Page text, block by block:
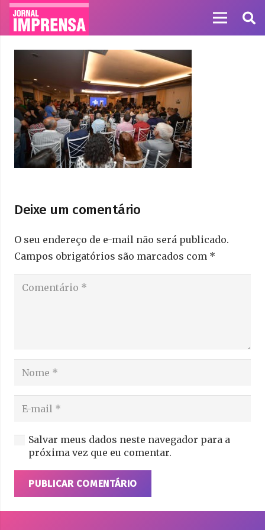
Deixe um comentário
O seu endereço de e-mail não será publicado.
Campos obrigatórios são marcados com *
Salvar meus dados neste navegador para a
próxima vez que eu comentar.
PUBLICAR COMENTÁRIO